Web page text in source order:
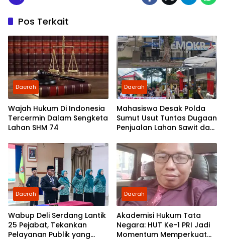
Pos Terkait
Daerah
Wajah Hukum Di Indonesia
Tercermin Dalam Sengketa
Lahan SHM 74
Daerah
Mahasiswa Desak Polda
Sumut Usut Tuntas Dugaan
Penjualan Lahan Sawit dan
Partai Demokrat Sumut
Daerah
Wabup Deli Serdang Lantik
25 Pejabat, Tekankan
Pelayanan Publik yang
Daerah
Akademisi Hukum Tata
Negara: HUT Ke-1 PRI Jadi
Momentum Memperkuat